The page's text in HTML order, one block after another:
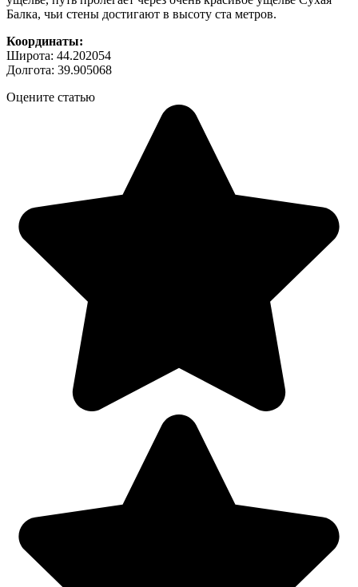
Балка, чьи стены достигают в высоту ста метров.
Координаты:
Широта: 44.202054
Долгота: 39.905068
Оцените статью